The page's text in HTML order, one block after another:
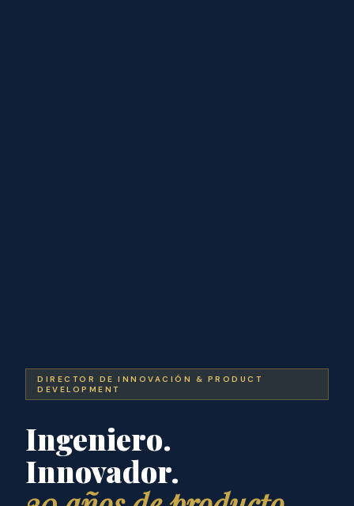
DIRECTOR DE INNOVACIÓN & PRODUCT
DEVELOPMENT
Ingeniero.
Innovador.